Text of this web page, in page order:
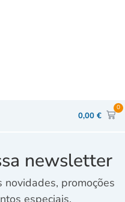
0,00 €
0
newsletter
novidades, promoções
especiais.